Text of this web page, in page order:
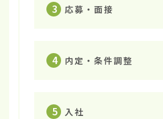
3 応募・面接
4 内定・条件調整
5 入社